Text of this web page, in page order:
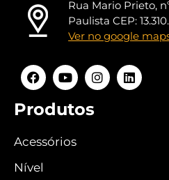
Rua Mario Prieto,
Paulista CEP:
Ver no google
Produtos
Acessórios
Nível